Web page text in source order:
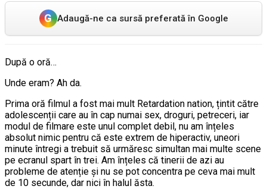
G Adaugă-ne ca sursă preferată în Google
După o oră…
Unde eram? Ah da.
Prima oră filmul a fost mai mult Retardation nation, țintit către
adolescenții care au în cap numai sex, droguri, petreceri, iar
modul de filmare este unul complet debil, nu am înțeles
absolut nimic pentru că este extrem de hiperactiv, uneori
minute întregi a trebuit să urmăresc simultan mai multe scene
pe ecranul spart în trei. Am înțeles că tinerii de azi au
probleme de atenție și nu se pot concentra pe ceva mai mult
de 10 secunde, dar nici în halul ăsta.